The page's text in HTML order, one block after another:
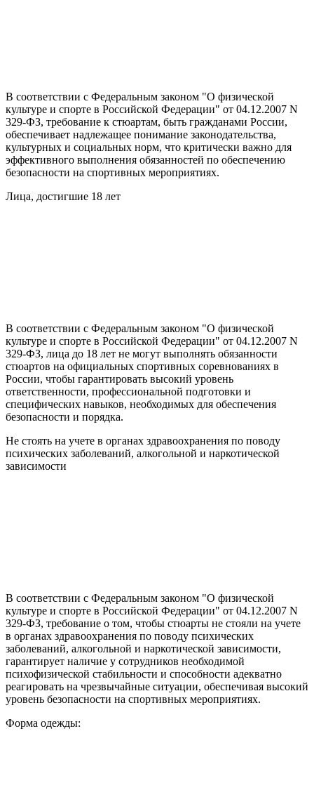
В соответствии с Федеральным законом "О физической
культуре и спорте в Российской Федерации" от 04.12.2007 N
329-ФЗ, требование к стюартам, быть гражданами России,
обеспечивает надлежащее понимание законодательства,
культурных и социальных норм, что критически важно для
эффективного выполнения обязанностей по обеспечению
безопасности на спортивных мероприятиях.
Лица, достигшие 18 лет
В соответствии с Федеральным законом "О физической
культуре и спорте в Российской Федерации" от 04.12.2007 N
329-ФЗ, лица до 18 лет не могут выполнять обязанности
стюартов на официальных спортивных соревнованиях в
России, чтобы гарантировать высокий уровень
ответственности, профессиональной подготовки и
специфических навыков, необходимых для обеспечения
безопасности и порядка.
Не стоять на учете в органах здравоохранения по поводу
психических заболеваний, алкогольной и наркотической
зависимости
В соответствии с Федеральным законом "О физической
культуре и спорте в Российской Федерации" от 04.12.2007 N
329-ФЗ, требование о том, чтобы стюарты не стояли на учете
в органах здравоохранения по поводу психических
заболеваний, алкогольной и наркотической зависимости,
гарантирует наличие у сотрудников необходимой
психофизической стабильности и способности адекватно
реагировать на чрезвычайные ситуации, обеспечивая высокий
уровень безопасности на спортивных мероприятиях.
Форма одежды: